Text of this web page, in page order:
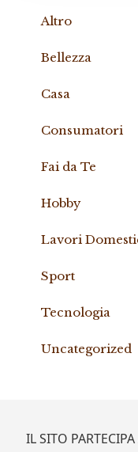
Altro
Bellezza
Casa
Consumatori
Fai da Te
Hobby
Lavori
Sport
Tecnologia
Uncategorized
IL SITO